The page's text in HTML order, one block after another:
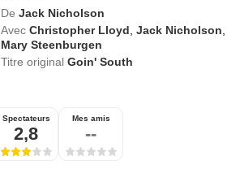
De Jack Nicholson
Avec Christopher Lloyd ,Jack Nicholson
Mary Steenburgen
Titre originalGoin' South
Spectateurs
2,8
Mes amis
--